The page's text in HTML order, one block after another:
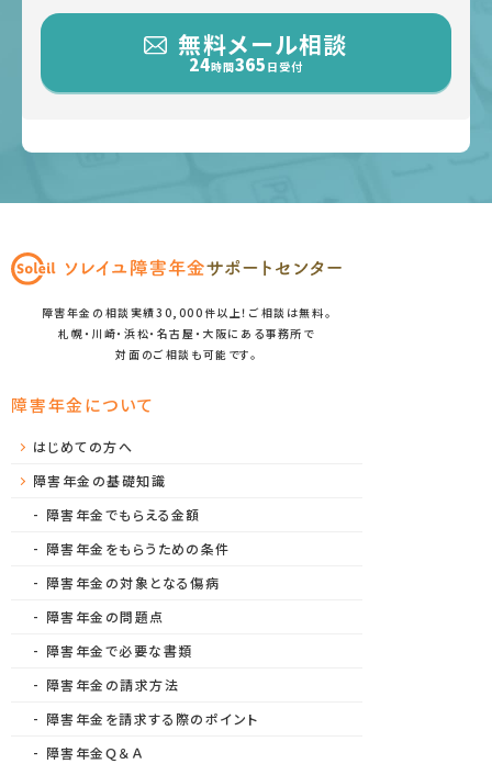
無料メール相談
24時間365 日受付
障害年金の相談実績30,000件以上！ご相談は無料。
札幌・川崎・浜松・名古屋・大阪にある事務所で
対面のご相談も可能です。
障害年金について
はじめての方へ
障害年金の基礎知識
障害年金でもらえる金額
障害年金をもらうための条件
障害年金の対象となる傷病
障害年金の問題点
障害年金で必要な書類
障害年金の請求方法
障害年金を請求する際のポイント
障害年金Ｑ＆Ａ